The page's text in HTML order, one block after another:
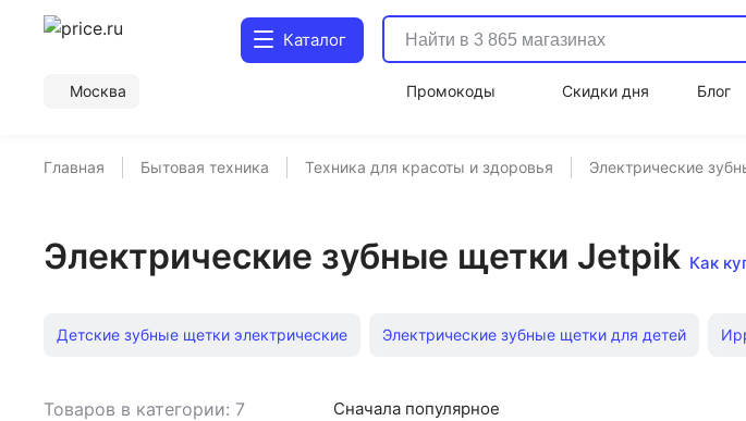
Каталог
Москва
Промокоды Скидки дня Блог
Главная Бытовая техника Техника для красоты и здоровья Электрические
Электрические зубные щетки Jetpik Как
Детские зубные щетки электрические Электрические зубные щетки для детей
Товаров в категории: 7 Сначала популярное